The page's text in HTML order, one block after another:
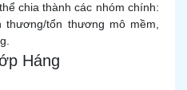
chia thành các nhóm chính:
tổn thương mô mềm,
Háng